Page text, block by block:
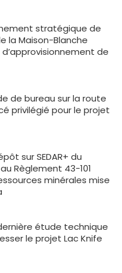
stratégique de
la Maison-Blanche
de
de bureau sur la route
privilégié pour le projet
sur SEDAR+ du
Règlement 43-101
minérales mise
étude technique
le projet Lac Knife